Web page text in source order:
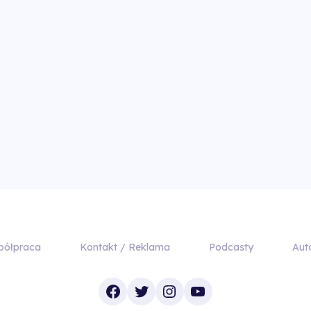
Kontakt / Reklama Podcasty
Facebook
TwitterInstagram
YouTube